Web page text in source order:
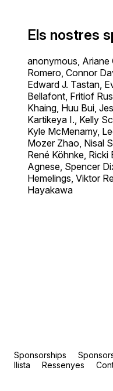
Els nostres
anonymous, Ariane
Romero, Connor
Edward J. Tastan,
Bellafont, Fritiof
Khaing, Huu Bui,
Kartikeya I., Kelly
Kyle McMenamy,
Mozer Zhao, Nisal
René Köhnke,
Agnese, Spencer
Hemelings, Viktor
Hayakawa
Sponsorships
llista
Ressenyes